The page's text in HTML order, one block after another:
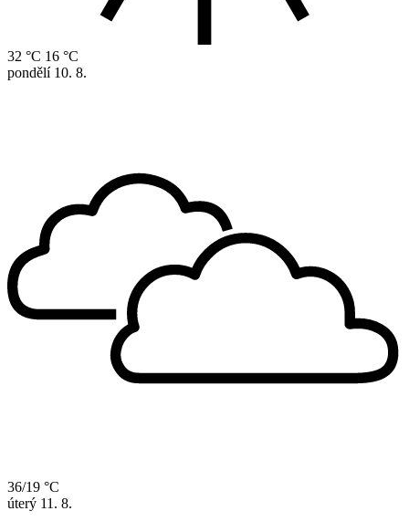
32 °C 16 °C
pondělí 10. 8.
36/19 °C
úterý 11. 8.